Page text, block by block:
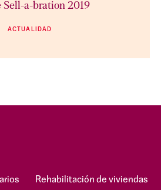
Sell-a-bration 2019
ACTUALIDAD
Rehabilitación de viviendas